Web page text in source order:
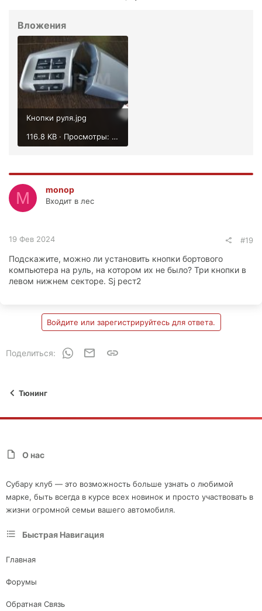
Вложения
Кнопки руля.jpg
116.8 KB · Просмотры: 712
M monop
Входит в лес
19 Фев 2024 #19
Подскажите, можно ли установить кнопки бортового
компьютера на руль, на котором их не было? Три кнопки в
левом нижнем секторе. Sj рест2
Войдите или зарегистрируйтесь для ответа.
Поделиться: WhatsAppЭлектронная почта
Тюнинг
О нас
Субару клуб — это возможность больше узнать о любимой
марке, быть всегда в курсе всех новинок и просто участвовать в
жизни огромной семьи вашего автомобиля.
Быстрая Навигация
Главная
Форумы
Обратная Связь